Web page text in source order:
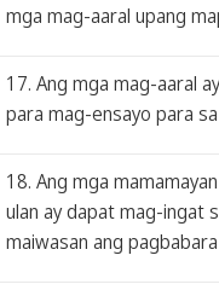
mga mag-aaral upang
17. Ang mga mag-aaral
para mag-ensayo para
18. Ang mga
ulan ay dapat mag-ingat
maiwasan ang